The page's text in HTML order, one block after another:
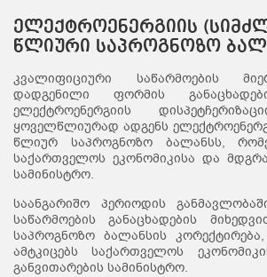
ელექტროენერგიის
წლიური საპროგნოზო
კვალიფიციური საწარმოების
დადგენილი ფორმის
ელექტროენერგიის
ყოველწლიურად ადგენს
წლიურ საპროგნოზო ბალანსს,
საქართველოს ეკონომიკისა და
სამინისტრო.
საანგარიშო პერიოდის
საწარმოების განაცხადების
საპროგნოზო ბალანსის
ამტკიცებს საქართველოს
განვითარების სამინისტრო.